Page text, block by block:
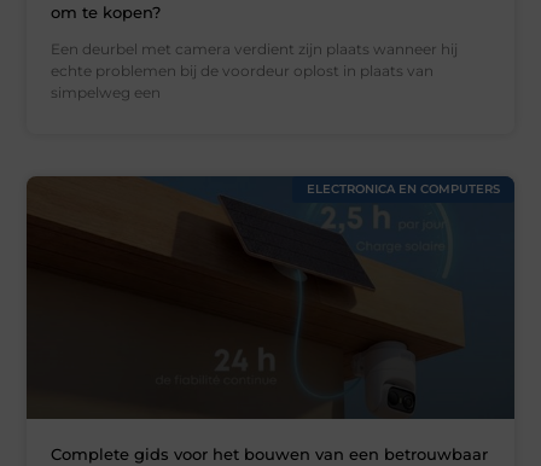
om te kopen?
Een deurbel met camera verdient zijn plaats wanneer hij
echte problemen bij de voordeur oplost in plaats van
simpelweg een
ELECTRONICA EN COMPUTERS
Complete gids voor het bouwen van een betrouwbaar